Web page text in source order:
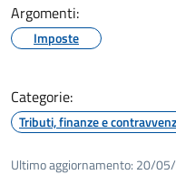
Argomenti:
Imposte
Categorie:
Tributi, finanze e
Ultimo aggiornamento: 20/